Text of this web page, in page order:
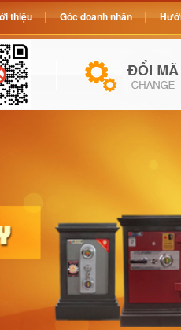
thiệu Góc doanh nhân